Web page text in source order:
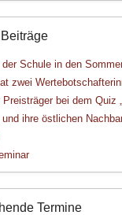
Schule in den
zwei
Preisträger bei dem Quiz
ihre östlichen
Termine